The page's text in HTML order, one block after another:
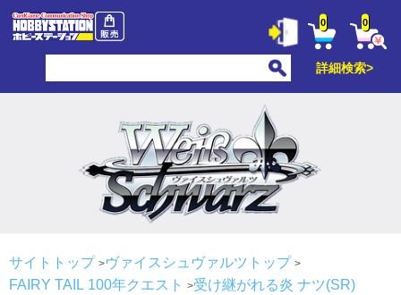
0 0
詳細検索>
サイトトップ
ヴァイスシュヴァルツトップ
FAIRY TAIL 100年クエスト
受け継がれる炎 ナツ(SR)